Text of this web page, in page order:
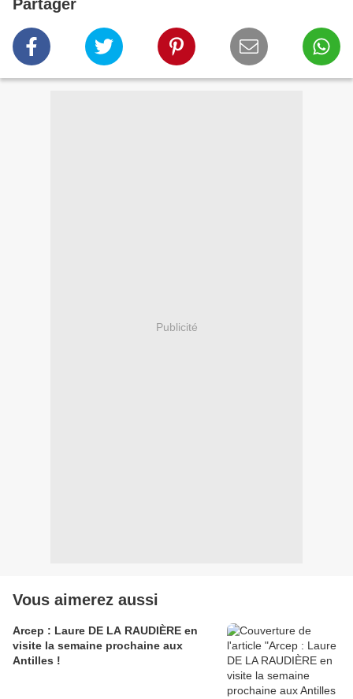
Partager
Publicité
Vous aimerez aussi
Arcep : Laure DE LA RAUDIÈRE en
visite la semaine prochaine aux
Antilles !